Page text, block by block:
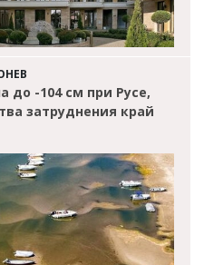
до -104 см при Русе,
затруднения край